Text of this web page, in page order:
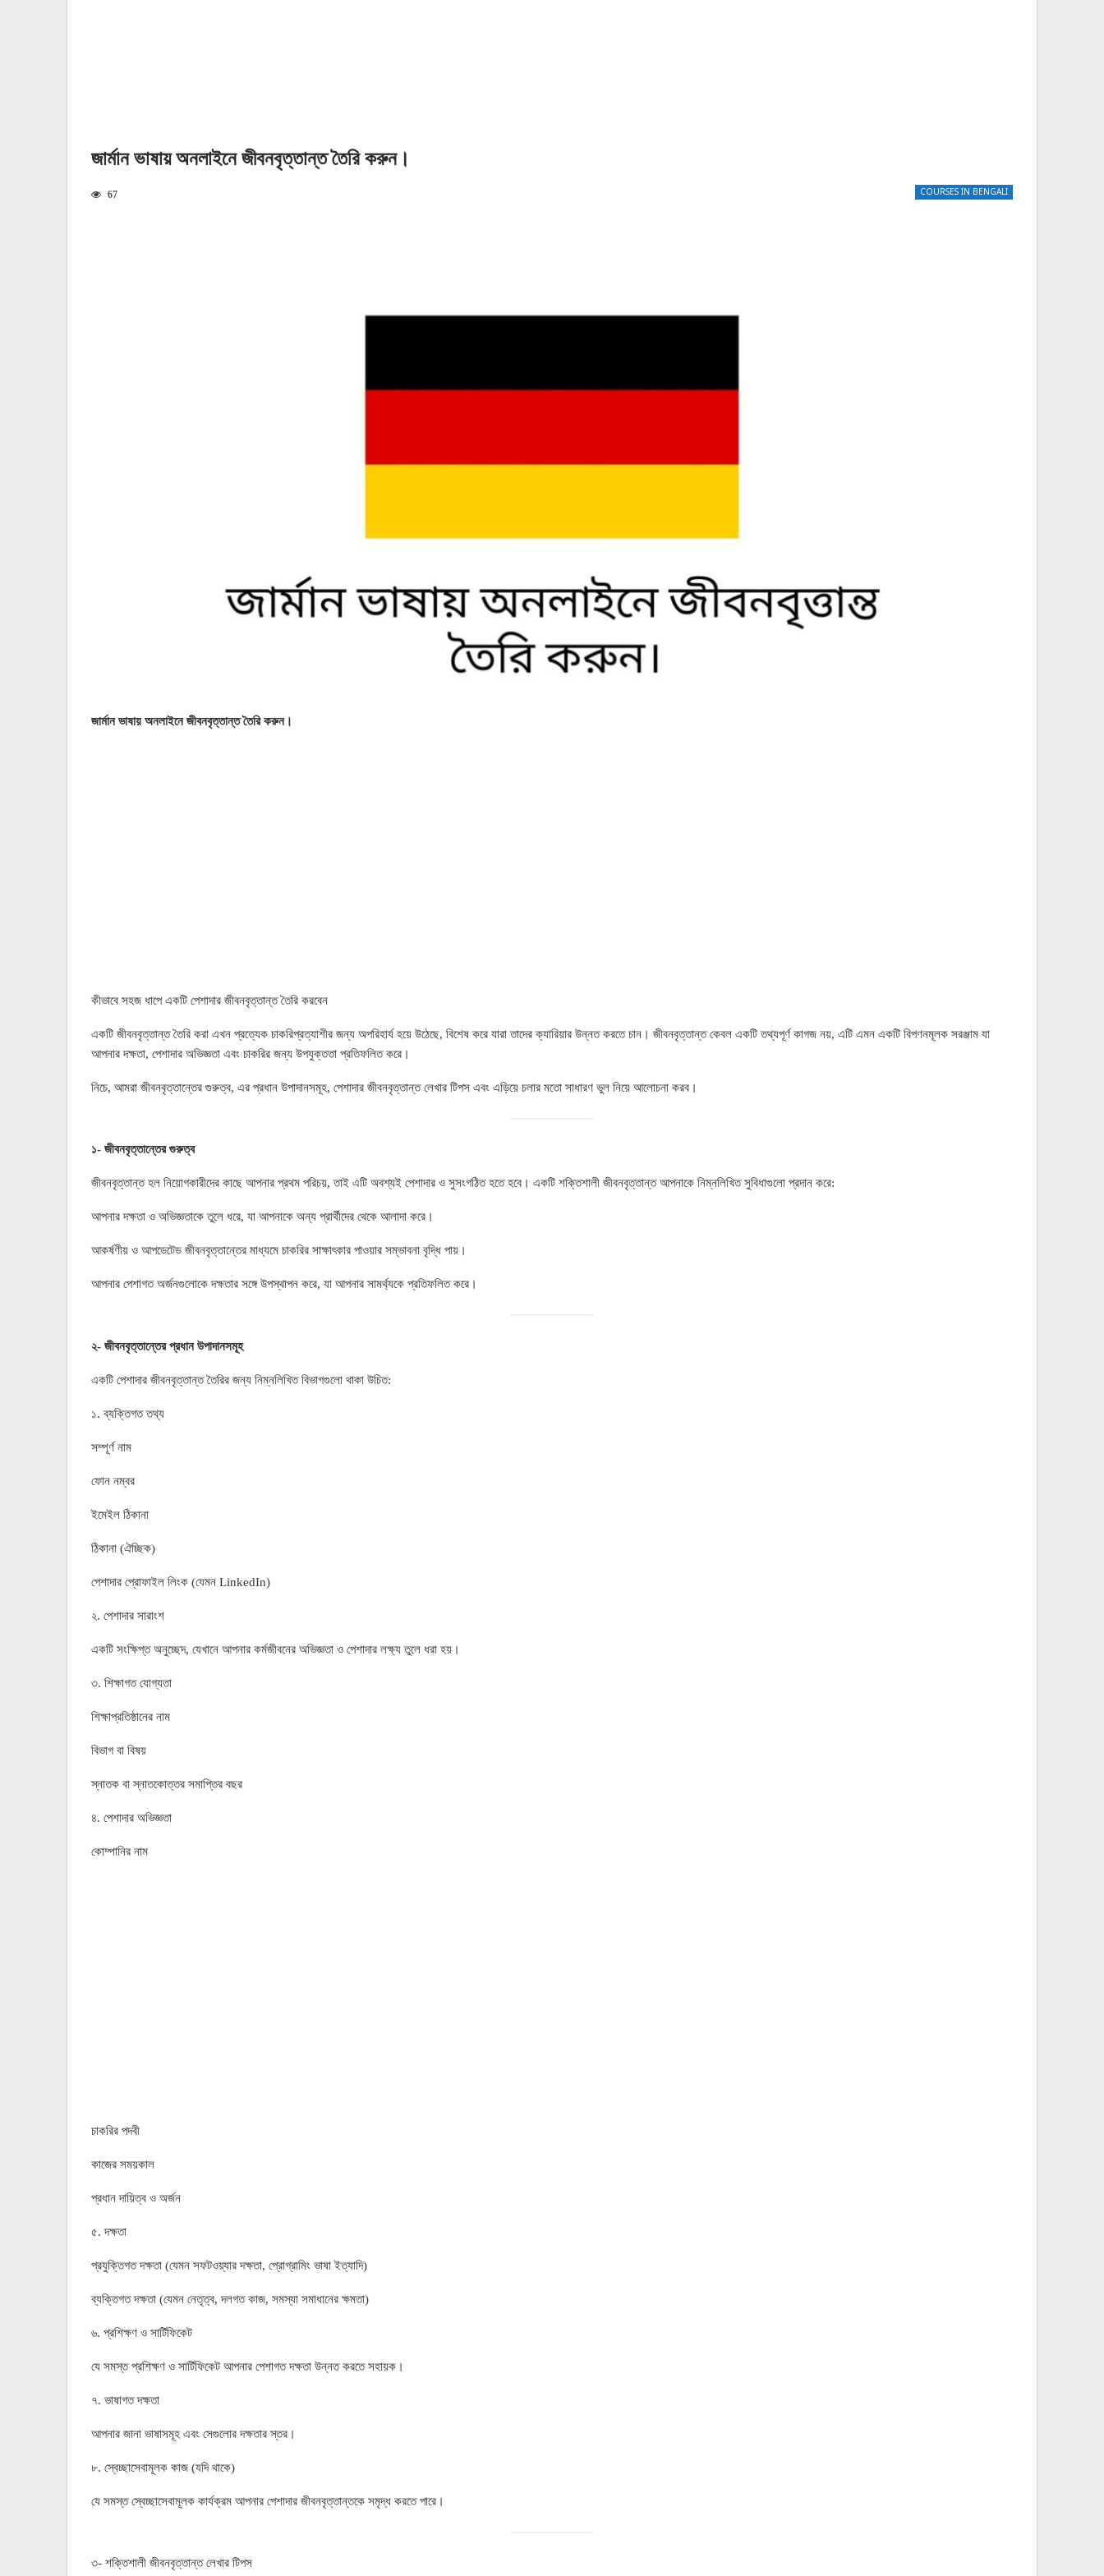
জার্মান ভাষায় অনলাইনে জীবনবৃত্তান্ত তৈরি করুন।
COURSES IN BENGALI
67
জার্মান ভাষায় অনলাইনে জীবনবৃত্তান্ত তৈরি করুন।
কীভাবে সহজ ধাপে একটি পেশাদার জীবনবৃত্তান্ত তৈরি করবেন
একটি জীবনবৃত্তান্ত তৈরি করা এখন প্রত্যেক চাকরিপ্রত্যাশীর জন্য অপরিহার্য হয়ে উঠেছে, বিশেষ করে যারা তাদের ক্যারিয়ার উন্নত করতে চান। জীবনবৃত্তান্ত কেবল একটি তথ্যপূর্ণ কাগজ নয়, এটি এমন একটি বিপণনমূলক সরঞ্জাম যা
আপনার দক্ষতা, পেশাদার অভিজ্ঞতা এবং চাকরির জন্য উপযুক্ততা প্রতিফলিত করে।
নিচে, আমরা জীবনবৃত্তান্তের গুরুত্ব, এর প্রধান উপাদানসমূহ, পেশাদার জীবনবৃত্তান্ত লেখার টিপস এবং এড়িয়ে চলার মতো সাধারণ ভুল নিয়ে আলোচনা করব।
১- জীবনবৃত্তান্তের গুরুত্ব
জীবনবৃত্তান্ত হল নিয়োগকারীদের কাছে আপনার প্রথম পরিচয়, তাই এটি অবশ্যই পেশাদার ও সুসংগঠিত হতে হবে। একটি শক্তিশালী জীবনবৃত্তান্ত আপনাকে নিম্নলিখিত সুবিধাগুলো প্রদান করে:
আপনার দক্ষতা ও অভিজ্ঞতাকে তুলে ধরে, যা আপনাকে অন্য প্রার্থীদের থেকে আলাদা করে।
আকর্ষণীয় ও আপডেটেড জীবনবৃত্তান্তের মাধ্যমে চাকরির সাক্ষাৎকার পাওয়ার সম্ভাবনা বৃদ্ধি পায়।
আপনার পেশাগত অর্জনগুলোকে দক্ষতার সঙ্গে উপস্থাপন করে, যা আপনার সামর্থ্যকে প্রতিফলিত করে।
২- জীবনবৃত্তান্তের প্রধান উপাদানসমূহ
একটি পেশাদার জীবনবৃত্তান্ত তৈরির জন্য নিম্নলিখিত বিভাগগুলো থাকা উচিত:
১. ব্যক্তিগত তথ্য
সম্পূর্ণ নাম
ফোন নম্বর
ইমেইল ঠিকানা
ঠিকানা (ঐচ্ছিক)
পেশাদার প্রোফাইল লিংক (যেমন LinkedIn)
২. পেশাদার সারাংশ
একটি সংক্ষিপ্ত অনুচ্ছেদ, যেখানে আপনার কর্মজীবনের অভিজ্ঞতা ও পেশাদার লক্ষ্য তুলে ধরা হয়।
৩. শিক্ষাগত যোগ্যতা
শিক্ষাপ্রতিষ্ঠানের নাম
বিভাগ বা বিষয়
স্নাতক বা স্নাতকোত্তর সমাপ্তির বছর
৪. পেশাদার অভিজ্ঞতা
কোম্পানির নাম
চাকরির পদবী
কাজের সময়কাল
প্রধান দায়িত্ব ও অর্জন
৫. দক্ষতা
প্রযুক্তিগত দক্ষতা (যেমন সফটওয়্যার দক্ষতা, প্রোগ্রামিং ভাষা ইত্যাদি)
ব্যক্তিগত দক্ষতা (যেমন নেতৃত্ব, দলগত কাজ, সমস্যা সমাধানের ক্ষমতা)
৬. প্রশিক্ষণ ও সার্টিফিকেট
যে সমস্ত প্রশিক্ষণ ও সার্টিফিকেট আপনার পেশাগত দক্ষতা উন্নত করতে সহায়ক।
৭. ভাষাগত দক্ষতা
আপনার জানা ভাষাসমূহ এবং সেগুলোর দক্ষতার স্তর।
৮. স্বেচ্ছাসেবামূলক কাজ (যদি থাকে)
যে সমস্ত স্বেচ্ছাসেবামূলক কার্যক্রম আপনার পেশাদার জীবনবৃত্তান্তকে সমৃদ্ধ করতে পারে।
৩- শক্তিশালী জীবনবৃত্তান্ত লেখার টিপস